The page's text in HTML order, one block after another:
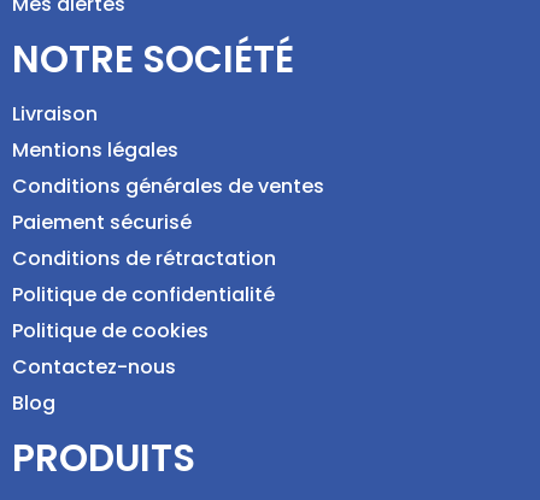
NOTRE SOCIÉTÉ
Livraison
Mentions légales
Conditions générales de ventes
Paiement sécurisé
Conditions de rétractation
Politique de confidentialité
Politique de cookies
Contactez-nous
Blog
PRODUITS